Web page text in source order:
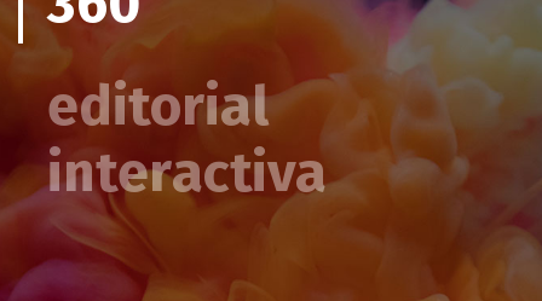
editorial
interactiva